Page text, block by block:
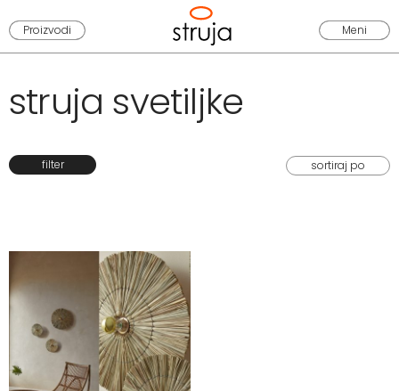
Proizvodi Meni
struja svetiljke
filter